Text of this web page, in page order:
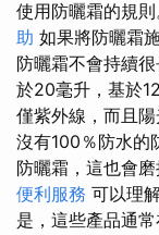
使用防曬霜的規則
助 如果將防曬霜
防曬霜不會持續很
於20毫升，基於
僅紫外線，而且
沒有100％防水的
防曬霜，這也會
便利服務 可以理
是，這些產品通